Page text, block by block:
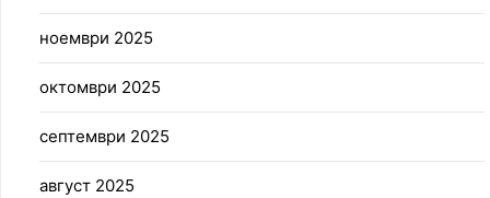
ноември 2025
октомври 2025
септември 2025
август 2025